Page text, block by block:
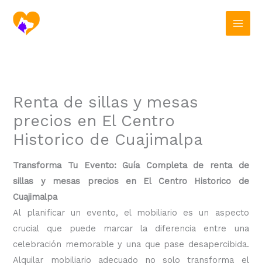
contenido
Renta de sillas y mesas
precios en El Centro
Historico de Cuajimalpa
Transforma Tu Evento: Guía Completa de renta de
sillas y mesas precios en El Centro Historico de
Cuajimalpa
Al planificar un evento, el mobiliario es un aspecto
crucial que puede marcar la diferencia entre una
celebración memorable y una que pase desapercibida.
Alquilar mobiliario adecuado no solo transforma el